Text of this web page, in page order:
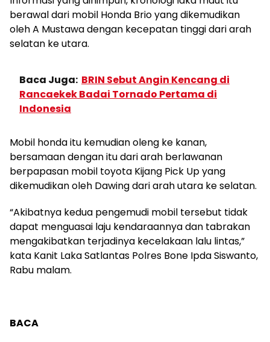
berawal dari mobil Honda Brio yang dikemudikan
oleh A Mustawa dengan kecepatan tinggi dari arah
selatan ke utara.
Baca Juga: BRIN Sebut Angin Kencang di
Rancaekek Badai Tornado Pertama di
Indonesia
Mobil honda itu kemudian oleng ke kanan,
bersamaan dengan itu dari arah berlawanan
berpapasan mobil toyota Kijang Pick Up yang
dikemudikan oleh Dawing dari arah utara ke selatan.
“Akibatnya kedua pengemudi mobil tersebut tidak
dapat menguasai laju kendaraannya dan tabrakan
mengakibatkan terjadinya kecelakaan lalu lintas,”
kata Kanit Laka Satlantas Polres Bone Ipda Siswanto,
Rabu malam.
BACA